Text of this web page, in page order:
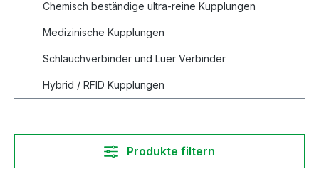
Chemisch beständige ultra-reine Kupplungen
Medizinische Kupplungen
Schlauchverbinder und Luer Verbinder
Hybrid / RFID Kupplungen
Produkte filtern